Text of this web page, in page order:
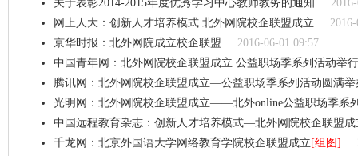
关于表彰2014-2015年度优秀学习中心教师教务的通知
网上人大：创新人才培养模式 北外网院校企联盟成立
京华时报：北外网院成立校企联盟
2016-06-01 09:57
中国青年网：北外网院校企联盟成立 公益职场季系列活动举行
腾讯网：北外网院校企联盟成立—公益职场季系列活动圆满举
光明网：北外网院校企联盟成立——北外online公益职场季系
中国远程教育杂志：创新人才培养模式—北外网院校企联盟成
千龙网：北京外国语大学网络教育学院校企联盟成立 [组图]